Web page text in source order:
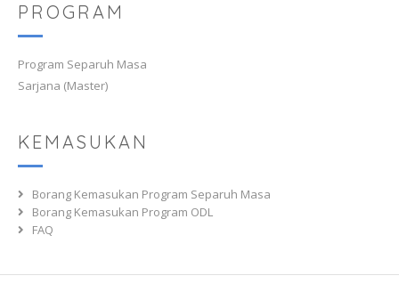
PROGRAM
Program Separuh Masa
Sarjana (Master)
KEMASUKAN
Borang Kemasukan Program Separuh Masa
Borang Kemasukan Program ODL
FAQ